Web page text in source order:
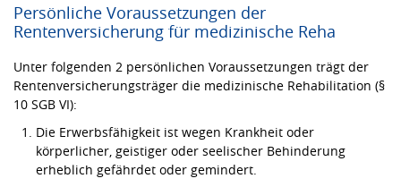
Persönliche Voraussetzungen der
Rentenversicherung für medizinische Reha
Unter folgenden 2 persönlichen Voraussetzungen trägt der
Rentenversicherungsträger die medizinische Rehabilitation (§
10 SGB VI):
Die Erwerbsfähigkeit ist wegen Krankheit oder
körperlicher, geistiger oder seelischer Behinderung
erheblich gefährdet oder gemindert.